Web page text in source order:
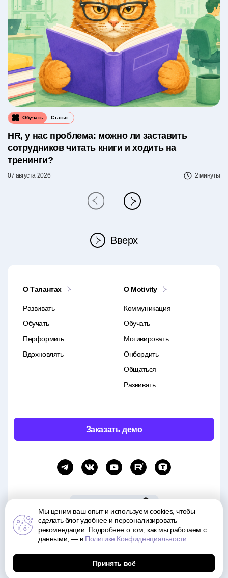
Обучать Статья
HR, у нас проблема: можно ли заставить
сотрудников читать книги и ходить на
тренинги?
07 августа 2026 2 минуты
Вверх
О Талантах
Развивать
Обучать
Перформить
Вдохновлять
O Motivity
Коммуникация
Обучать
Мотивировать
Онбордить
Общаться
Развивать
Заказать демо
Все права и материалы принадлежат Motivity. Копирование и распространение материалов
возможно только с указанием источника.
© 2015—2026 Motivity
Мы ценим ваш опыт и используем cookies, чтобы
сделать блог удобнее и персонализировать
рекомендации. Подробнее о том, как мы работаем с
данными, — в Политике Конфиденциальности.
Принять всё